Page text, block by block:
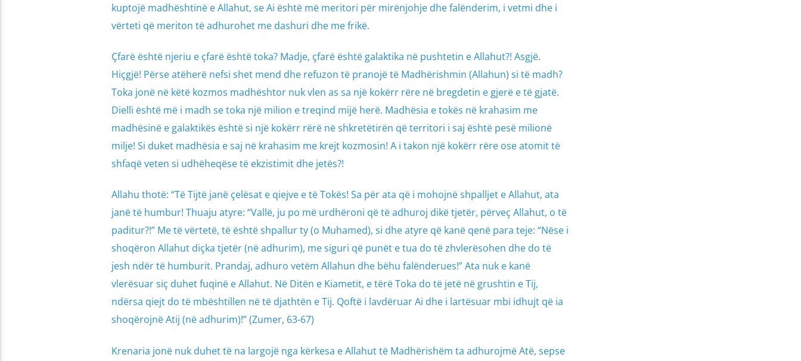
kuptojë madhështinë e Allahut, se Ai është më meritori për mirënjohje dhe falënderim, i vetmi dhe i
vërteti që meriton të adhurohet me dashuri dhe me frikë.
Çfarë është njeriu e çfarë është toka? Madje, çfarë është galaktika në pushtetin e Allahut?! Asgjë.
Hiçgjë! Përse atëherë nefsi shet mend dhe refuzon të pranojë të Madhërishmin (Allahun) si të madh?
Toka jonë në këtë kozmos madhështor nuk vlen as sa një kokërr rëre në bregdetin e gjerë e të gjatë.
Dielli është më i madh se toka një milion e treqind mijë herë. Madhësia e tokës në krahasim me
madhësinë e galaktikës është si një kokërr rërë në shkretëtirën që territori i saj është pesë milionë
milje! Si duket madhësia e saj në krahasim me krejt kozmosin! A i takon një kokërr rëre ose atomit të
shfaqë veten si udhëheqëse të ekzistimit dhe jetës?!
Allahu thotë: “Të Tijtë janë çelësat e qiejve e të Tokës! Sa për ata që i mohojnë shpalljet e Allahut, ata
janë të humbur! Thuaju atyre: “Vallë, ju po më urdhëroni që të adhuroj dikë tjetër, përveç Allahut, o të
paditur?!” Me të vërtetë, të është shpallur ty (o Muhamed), si dhe atyre që kanë qenë para teje: “Nëse i
shoqëron Allahut diçka tjetër (në adhurim), me siguri që punët e tua do të zhvlerësohen dhe do të
jesh ndër të humburit. Prandaj, adhuro vetëm Allahun dhe bëhu falënderues!” Ata nuk e kanë
vlerësuar siç duhet fuqinë e Allahut. Në Ditën e Kiametit, e tërë Toka do të jetë në grushtin e Tij,
ndërsa qiejt do të mbështillen në të djathtën e Tij. Qoftë i lavdëruar Ai dhe i lartësuar mbi idhujt që ia
shoqërojnë Atij (në adhurim)!” (Zumer, 63-67)
Krenaria jonë nuk duhet të na largojë nga kërkesa e Allahut të Madhërishëm ta adhurojmë Atë, sepse